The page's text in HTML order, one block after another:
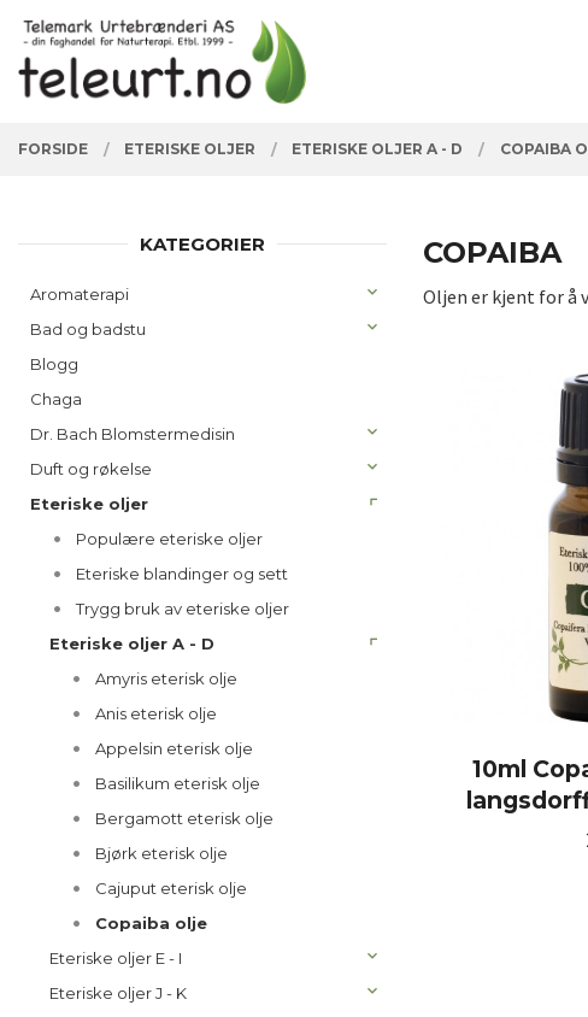
innholdet
PRODUKTER
Lukk
FORSIDE ETERISKE OLJER ETERISKE OLJER A - D COPAIBA
COPAIBA
Oljen er kjent for å
10ml
KATEGORIER
Aromaterapi
Bad og badstu
Blogg
Chaga
Dr. Bach Blomstermedisin
Duft og røkelse
Eteriske oljer
Populære eteriske oljer
Eteriske blandinger og sett
Trygg bruk av eteriske oljer
Eteriske oljer A - D
Amyris eterisk olje
Anis eterisk olje
Appelsin eterisk olje
Basilikum eterisk olje
Bergamott eterisk olje
Bjørk eterisk olje
Cajuput eterisk olje
Copaiba olje
Eteriske oljer E - I
Eteriske oljer J - K